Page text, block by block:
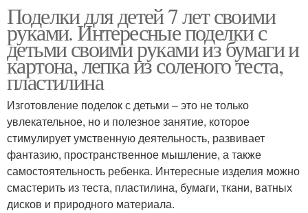
Поделки для детей 7 лет своими
руками. Интересные поделки с
детьми своими руками из бумаги и
картона, лепка из соленого теста,
пластилина
Изготовление поделок с детьми – это не только
увлекательное, но и полезное занятие, которое
стимулирует умственную деятельность, развивает
фантазию, пространственное мышление, а также
самостоятельность ребенка. Интересные изделия можно
смастерить из теста, пластилина, бумаги, ткани, ватных
дисков и природного материала.